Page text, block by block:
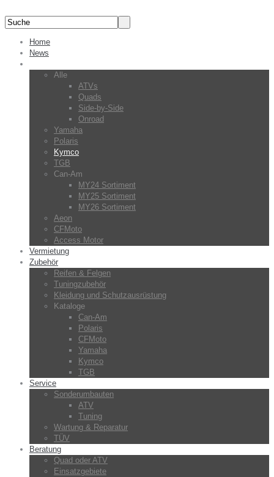
Home
News
Alle
ATVs
Quads
Side-by-Side
Onroad
Yamaha
Polaris
Kymco
TGB
Can-Am
MY24 Sortiment
MY25 Sortiment
MY26 Sortiment
Aeon
CFMoto
Access Motor
Vermietung
Zubehör
Reifen & Felgen
Tuningzubehör
Kleidung und Schutzausrüstung
Kataloge
Can-Am
Polaris
CFMoto
Yamaha
Kymco
TGB
Service
Sonderumbauten
ATV
Tuning
Wartung & Reparatur
TÜV
Beratung
Quad oder ATV
Einsatzgebiete